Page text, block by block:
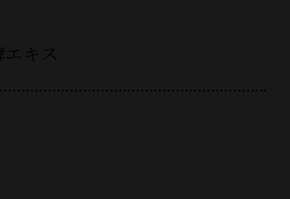
エキス